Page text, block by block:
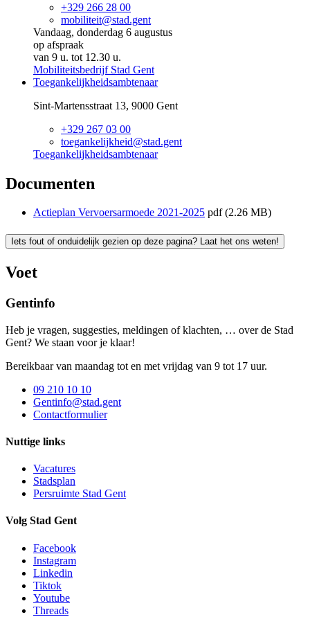
+329 266 28 00
mobiliteit@stad.gent
Vandaag, donderdag 6 augustus
op afspraak
van 9 u. tot 12.30 u.
Mobiliteitsbedrijf Stad Gent
Toegankelijkheidsambtenaar
Sint-Martensstraat 13, 9000 Gent
+329 267 03 00
toegankelijkheid@stad.gent
Toegankelijkheidsambtenaar
Documenten
Actieplan Vervoersarmoede 2021-2025 pdf(2.26 MB)
Iets fout of onduidelijk gezien op deze pagina? Laat het ons weten!
Voet
Gentinfo
Heb je vragen, suggesties, meldingen of klachten, … over de Stad
Gent? We staan voor je klaar!
Bereikbaar van maandag tot en met vrijdag van 9 tot 17 uur.
09 210 10 10
Gentinfo@stad.gent
Contactformulier
Nuttige links
Vacatures
Stadsplan
Persruimte Stad Gent
Volg Stad Gent
Facebook
Instagram
Linkedin
Tiktok
Youtube
Threads